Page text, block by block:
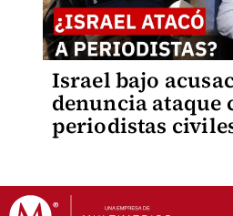
Israel bajo
denuncia ataque
periodistas